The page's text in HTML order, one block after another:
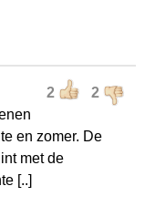
2 2
en zomer. De
met de
[..]